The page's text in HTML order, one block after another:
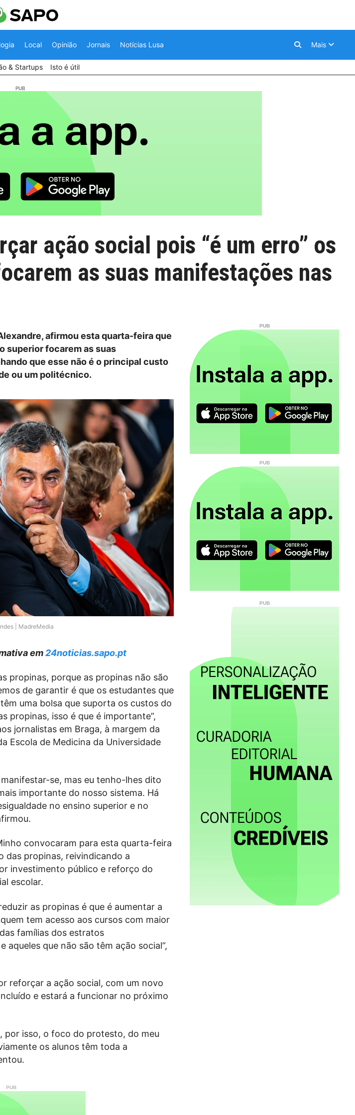
Local Opinião Jornais Notícias Lusa Mais
& Startups Isto é útil
ação social pois “é um erro” os
as suas manifestações nas
afirmou esta quarta-feira que
superior focarem as suas
que esse não é o principal custo
ou um politécnico.
| MadreMedia
em24noticias.sapo.pt
propinas, porque as propinas não são
de garantir é que os estudantes que
uma bolsa que suporta os custos do
propinas, isso é que é importante”,
jornalistas em Braga, à margem da
Escola de Medicina da Universidade
se, mas eu tenho-lhes dito
importante do nosso sistema. Há
no ensino superior e no
convocaram para esta quarta-feira
das propinas, reivindicando a
investimento público e reforço do
escolar.
as propinas é que é aumentar a
tem acesso aos cursos com maior
famílias dos estratos
que não são têm ação social”,
reforçar a ação social, com um novo
e estará a funcionar no próximo
por isso, o foco do protesto, do meu
os alunos têm toda a